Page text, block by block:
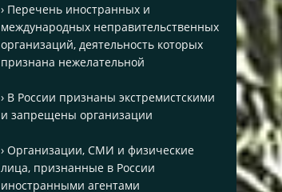
› Перечень иностранных и
международных неправительственных
организаций, деятельность которых
признана нежелательной
› В России признаны экстремистскими
и запрещены организации
› Организации, СМИ и физические
лица, признанные в России
иностранными агентами